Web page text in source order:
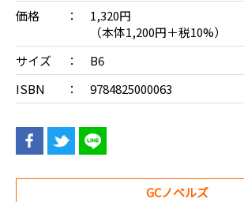
価格
1,320円
（本体1,200円＋税10%）
サイズ
B6
ISBN
9784825000063
GCノベルズ